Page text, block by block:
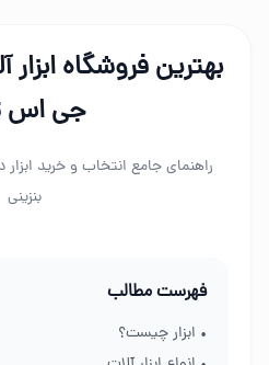
بهترین فروشگاه ابزار
جی اس
راهنمای جامع انتخاب و خرید
بنزینی
فهرست مطالب
• ابزار چیست؟